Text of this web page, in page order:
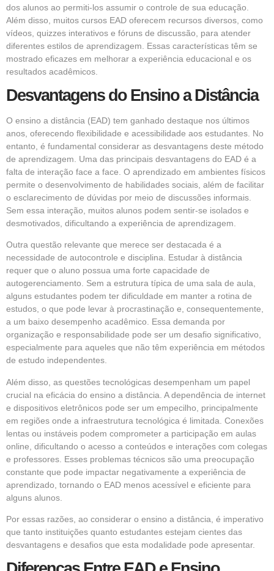
dos alunos ao permiti-los assumir o controle de sua educação.
Além disso, muitos cursos EAD oferecem recursos diversos, como
vídeos, quizzes interativos e fóruns de discussão, para atender
diferentes estilos de aprendizagem. Essas características têm se
mostrado eficazes em melhorar a experiência educacional e os
resultados acadêmicos.
Desvantagens do Ensino a Distância
O ensino a distância (EAD) tem ganhado destaque nos últimos
anos, oferecendo flexibilidade e acessibilidade aos estudantes. No
entanto, é fundamental considerar as desvantagens deste método
de aprendizagem. Uma das principais desvantagens do EAD é a
falta de interação face a face. O aprendizado em ambientes físicos
permite o desenvolvimento de habilidades sociais, além de facilitar
o esclarecimento de dúvidas por meio de discussões informais.
Sem essa interação, muitos alunos podem sentir-se isolados e
desmotivados, dificultando a experiência de aprendizagem.
Outra questão relevante que merece ser destacada é a
necessidade de autocontrole e disciplina. Estudar à distância
requer que o aluno possua uma forte capacidade de
autogerenciamento. Sem a estrutura típica de uma sala de aula,
alguns estudantes podem ter dificuldade em manter a rotina de
estudos, o que pode levar à procrastinação e, consequentemente,
a um baixo desempenho acadêmico. Essa demanda por
organização e responsabilidade pode ser um desafio significativo,
especialmente para aqueles que não têm experiência em métodos
de estudo independentes.
Além disso, as questões tecnológicas desempenham um papel
crucial na eficácia do ensino a distância. A dependência de internet
e dispositivos eletrônicos pode ser um empecilho, principalmente
em regiões onde a infraestrutura tecnológica é limitada. Conexões
lentas ou instáveis podem comprometer a participação em aulas
online, dificultando o acesso a conteúdos e interações com colegas
e professores. Esses problemas técnicos são uma preocupação
constante que pode impactar negativamente a experiência de
aprendizado, tornando o EAD menos acessível e eficiente para
alguns alunos.
Por essas razões, ao considerar o ensino a distância, é imperativo
que tanto instituições quanto estudantes estejam cientes das
desvantagens e desafios que esta modalidade pode apresentar.